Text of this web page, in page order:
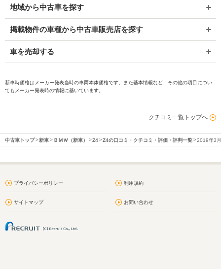
地域から中古車を探す
掲載物件の車種から中古車販売店を探す
車を売却する
新車時価格はメーカー発表当時の車両本体価格です。また基本情報など、その他の項目につい
てもメーカー発表時の情報に基いています。
クチコミ一覧トップへ
中古車トップ 新車 ＢＭＷ（新車） Z4 Z4の口コミ・クチコミ・評価・評判一覧 2019年3
プライバシーポリシー 利用規約
サイトマップ お問い合わせ